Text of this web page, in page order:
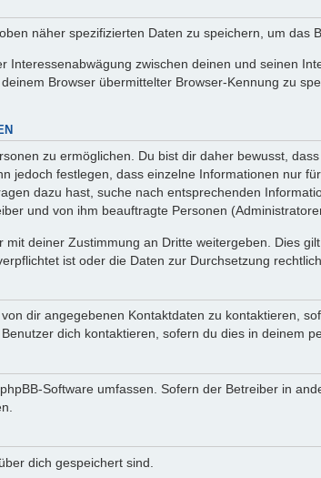
näher spezifizierten Daten zu speichern, um das
zwischen deinen und seinen
Browser übermittelter Browser-Kennung zu
zu ermöglichen. Du bist dir daher bewusst,
jedoch festlegen, dass einzelne Informationen nur
dazu hast, suche nach entsprechenden
und von ihm beauftragte Personen
deiner Zustimmung an Dritte weitergeben. Dies
ist oder die Daten zur Durchsetzung
dir angegebenen Kontaktdaten zu kontaktieren,
dich kontaktieren, sofern du dies in deinem
Software umfassen. Sofern der Betreiber in
dich gespeichert sind.